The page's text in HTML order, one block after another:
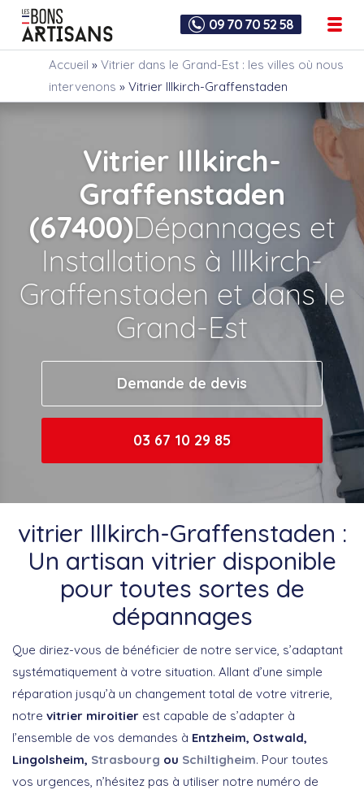
09 70 70 52 58
Accueil » Vitrier dans le Grand-Est : les villes où nous
intervenons » Vitrier Illkirch-Graffenstaden
Vitrier Illkirch-
Graffenstaden
(67400)Dépannages et
Installations à Illkirch-
Graffenstaden et dans le
Grand-Est
Demande de devis
03 67 10 29 85
vitrier Illkirch-Graffenstaden :
Un artisan vitrier disponible
pour toutes sortes de
dépannages
Que diriez-vous de bénéficier de notre service, s’adaptant
systématiquement à votre situation. Allant d’une simple
réparation jusqu’à un changement total de votre vitrerie,
notre vitrier miroitier est capable de s’adapter à
l’ensemble de vos demandes à Entzheim, Ostwald,
Lingolsheim, Strasbourg ou Schiltigheim. Pour toutes
vos urgences, n’hésitez pas à utiliser notre numéro de